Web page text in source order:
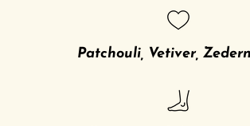
Patchouli, Vetiver,